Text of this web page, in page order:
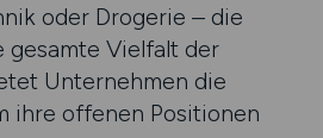
oder Drogerie – die
Vielfalt der
Unternehmen die
ihre offenen Positionen